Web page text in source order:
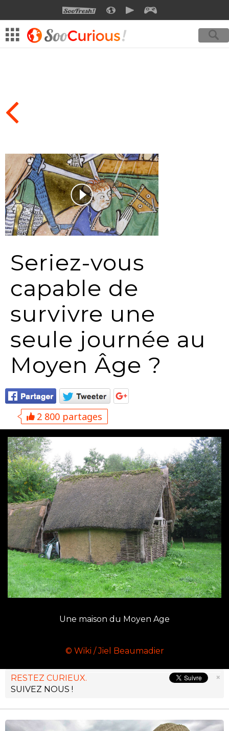
SOOFRESHSOOCURIOUSSOOMOTION
Seriez-vous
capable de
survivre une
seule journée au
Moyen Âge ?
2 800 partages
Une maison du Moyen Age
© Wiki / Jiel Beaumadier
×
RESTEZ CURIEUX.
SUIVEZ NOUS !